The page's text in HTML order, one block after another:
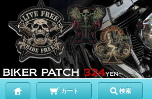
カート 検索